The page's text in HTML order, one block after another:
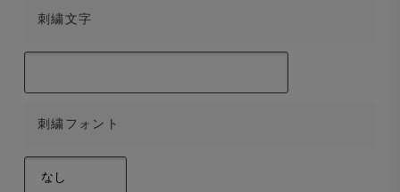
刺繍文字
刺繍フォント